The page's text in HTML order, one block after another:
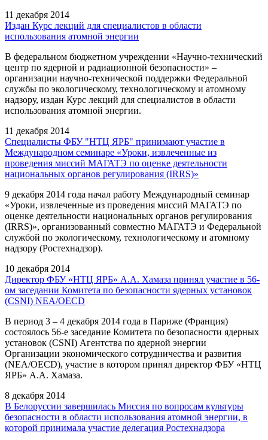
11 декабря 2014
Издан Курс лекций для специалистов в области
использования атомной энергии
В федеральном бюджетном учреждении «Научно-технический
центр по ядерной и радиационной безопасности» –
организации научно-технической поддержки Федеральной
службы по экологическому, технологическому и атомному
надзору, издан Курс лекций для специалистов в области
использования атомной энергии.
11 декабря 2014
Специалисты ФБУ "НТЦ ЯРБ" принимают участие в
Международном семинаре «Уроки, извлеченные из
проведения миссий МАГАТЭ по оценке деятельности
национальных органов регулирования (IRRS)»
9 декабря 2014 года начал работу Международный семинар
«Уроки, извлеченные из проведения миссий МАГАТЭ по
оценке деятельности национальных органов регулирования
(IRRS)», организованный совместно МАГАТЭ и Федеральной
службой по экологическому, технологическому и атомному
надзору (Ростехнадзор).
10 декабря 2014
Директор ФБУ «НТЦ ЯРБ» A.А. Хамаза принял участие в 56-
ом заседании Комитета по безопасности ядерных установок
(CSNI) NEA/OECD
В период 3 – 4 декабря 2014 года в Париже (Франция)
состоялось 56-е заседание Комитета по безопасности ядерных
установок (CSNI) Агентства по ядерной энергии
Организации экономического сотрудничества и развития
(NEA/OECD), участие в котором принял директор ФБУ «НТЦ
ЯРБ» А.А. Хамаза.
8 декабря 2014
В Белоруссии завершилась Миссия по вопросам культуры
безопасности в области использования атомной энергии, в
которой принимала участие делегация Ростехнадзора